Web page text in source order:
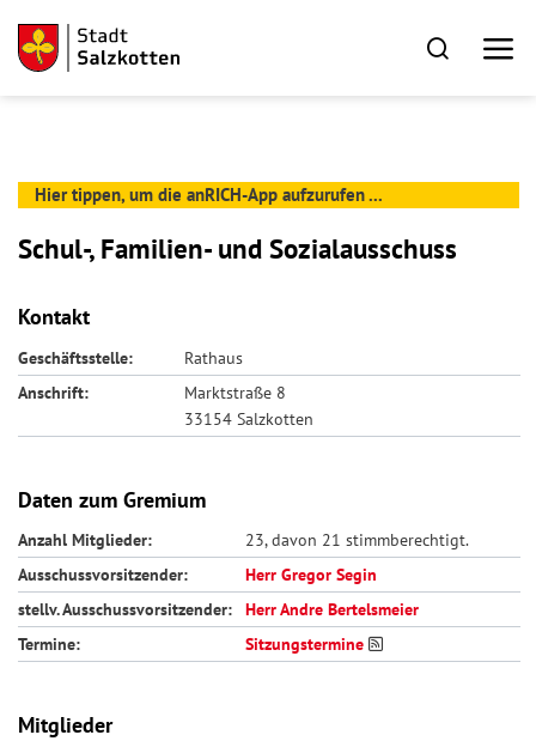
Hier tippen, um die anRICH-App aufzurufen ...
Schul-, Familien- und Sozialausschuss
Kontakt
Geschäftsstelle:
Rathaus
Anschrift:
Marktstraße 8
33154 Salzkotten
Daten zum Gremium
Anzahl Mitglieder:
23, davon 21 stimmberechtigt.
Ausschussvorsitzender:
Herr Gregor Segin
stellv. Ausschussvorsitzender:
Herr Andre Bertelsmeier
Termine:
Sitzungstermine
Mitglieder